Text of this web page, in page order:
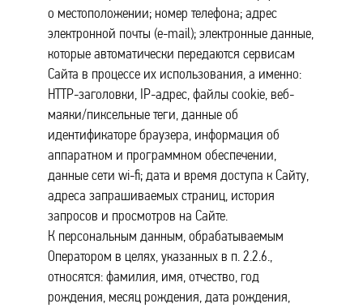
о местоположении; номер телефона; адрес
электронной почты (e-mail); электронные данные,
которые автоматически передаются сервисам
Сайта в процессе их использования, а именно:
HTTP-заголовки, IP-адрес, файлы cookie, веб-
маяки/пиксельные теги, данные об
идентификаторе браузера, информация об
аппаратном и программном обеспечении,
данные сети wi-fi; дата и время доступа к Сайту,
адреса запрашиваемых страниц, история
запросов и просмотров на Сайте.
К персональным данным, обрабатываемым
Оператором в целях, указанных в п. 2.2.6.,
относятся: фамилия, имя, отчество, год
рождения, месяц рождения, дата рождения,